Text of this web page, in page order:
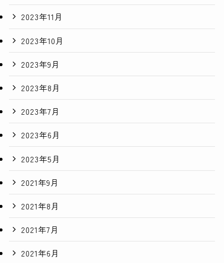
2023年11月
2023年10月
2023年9月
2023年8月
2023年7月
2023年6月
2023年5月
2021年9月
2021年8月
2021年7月
2021年6月